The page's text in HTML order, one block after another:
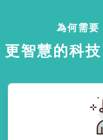
為何需
更智慧的科